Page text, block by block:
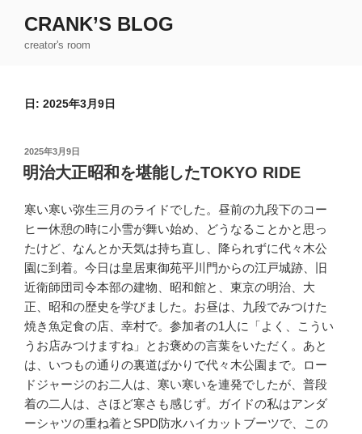
CRANK’S BLOG
creator's room
日: 2025年3月9日
投
稿
日:
2025年3月9日
明治大正昭和を堪能したTOKYO RIDE
寒い寒い弥生三月のライドでした。昼前の九段下のコー
ヒー休憩の時に小雪が舞い始め、どうなることかと思っ
たけど、なんとか天気は持ち直し、降られずに代々木公
園に到着。今日は皇居東御苑平川門からの江戸城跡、旧
近衛師団司令本部の建物、昭和館と、東京の明治、大
正、昭和の歴史を学びました。お昼は、九段でみつけた
焼き魚定食の店、幸村で。参加者の1人に「よく、こうい
うお店みつけますね」とお褒めの言葉をいただく。あと
は、いつもの通りの裏道ばかりで代々木公園まで。ロー
ドジャージのお二人は、寒い寒いを連発でしたが、普段
着の二人は、さほど寒さも感じず。ガイドの私はアンダ
ーシャツの重ね着とSPD防水ハイカットブーツで、この